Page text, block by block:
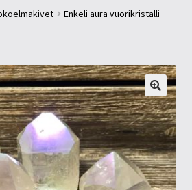
tietää
Enkeli aura vuorikristalli